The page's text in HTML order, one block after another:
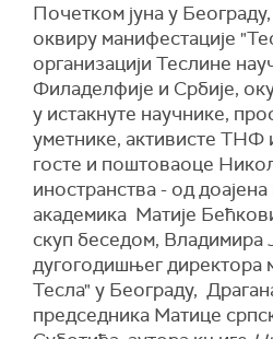
Почетком јуна у
оквиру манифестације
организацији Теслине
Филаделфије и Србије,
у истакнуте научнике,
уметнике, активисте ТНФ
госте и поштоваоце
иностранства - од
академика Матије
скуп беседом, Владимира
дугогодишњег директора
Тесла" у Београду,
председника Матице